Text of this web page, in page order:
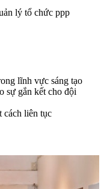
lý tổ chức ppp
lĩnh vực sáng tạo
sự gắn kết cho đội
cách liên tục